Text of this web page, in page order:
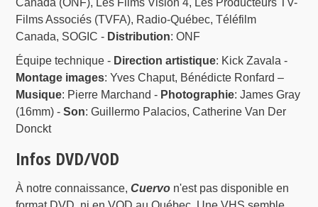
Films Associés (TVFA), Radio-Québec, Téléfilm
Canada, SOGIC - Distribution: ONF
Équipe technique - Direction artistique: Kick Zavala -
Montage images: Yves Chaput, Bénédicte Ronfard –
Musique: Pierre Marchand - Photographie: James Gray
(16mm) -Son: Guillermo Palacios, Catherine Van Der
Donckt
Infos DVD/VOD
À notre connaissance,Cuervo n'est pas disponible en